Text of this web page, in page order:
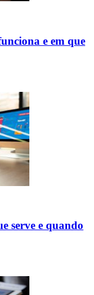
e em que
serve e quando